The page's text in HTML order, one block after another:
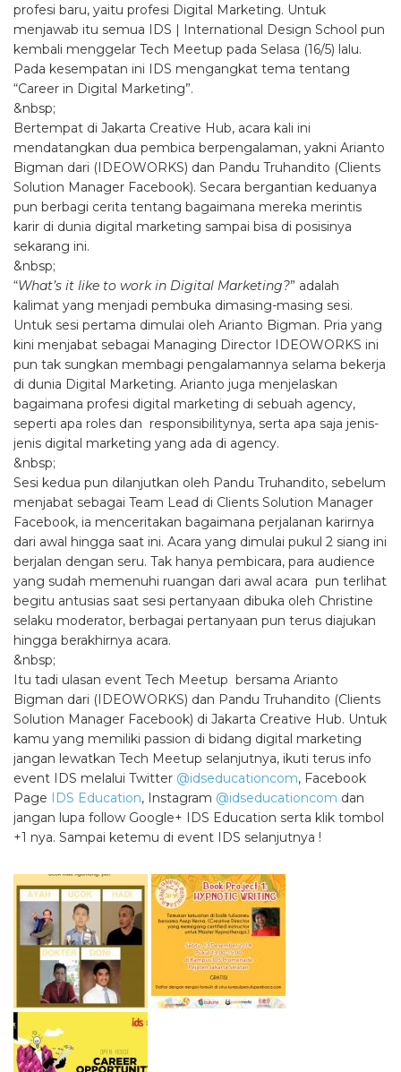
profesi baru, yaitu profesi Digital Marketing. Untuk
menjawab itu semua IDS | International Design School pun
kembali menggelar Tech Meetup pada Selasa (16/5) lalu.
Pada kesempatan ini IDS mengangkat tema tentang
“Career in Digital Marketing”.
&nbsp;
Bertempat di Jakarta Creative Hub, acara kali ini
mendatangkan dua pembica berpengalaman, yakni Arianto
Bigman dari (IDEOWORKS) dan Pandu Truhandito (Clients
Solution Manager Facebook). Secara bergantian keduanya
pun berbagi cerita tentang bagaimana mereka merintis
karir di dunia digital marketing sampai bisa di posisinya
sekarang ini.
&nbsp;
“What’s it like to work in Digital Marketing?” adalah
kalimat yang menjadi pembuka dimasing-masing sesi.
Untuk sesi pertama dimulai oleh Arianto Bigman. Pria yang
kini menjabat sebagai Managing Director IDEOWORKS ini
pun tak sungkan membagi pengalamannya selama bekerja
di dunia Digital Marketing. Arianto juga menjelaskan
bagaimana profesi digital marketing di sebuah agency,
seperti apa roles dan responsibilitynya, serta apa saja jenis-
jenis digital marketing yang ada di agency.
&nbsp;
Sesi kedua pun dilanjutkan oleh Pandu Truhandito, sebelum
menjabat sebagai Team Lead di Clients Solution Manager
Facebook, ia menceritakan bagaimana perjalanan karirnya
dari awal hingga saat ini. Acara yang dimulai pukul 2 siang ini
berjalan dengan seru. Tak hanya pembicara, para audience
yang sudah memenuhi ruangan dari awal acara pun terlihat
begitu antusias saat sesi pertanyaan dibuka oleh Christine
selaku moderator, berbagai pertanyaan pun terus diajukan
hingga berakhirnya acara.
&nbsp;
Itu tadi ulasan event Tech Meetup bersama Arianto
Bigman dari (IDEOWORKS) dan Pandu Truhandito (Clients
Solution Manager Facebook) di Jakarta Creative Hub. Untuk
kamu yang memiliki passion di bidang digital marketing
jangan lewatkan Tech Meetup selanjutnya, ikuti terus info
event IDS melalui Twitter @idseducationcom, Facebook
Page
IDS Education, Instagram @idseducationcom dan
jangan lupa follow Google+ IDS Education serta klik tombol
+1 nya. Sampai ketemu di event IDS selanjutnya !